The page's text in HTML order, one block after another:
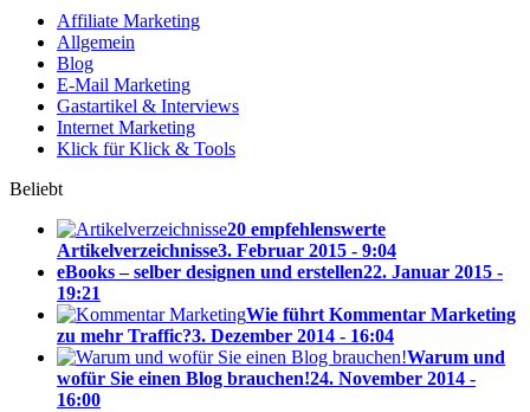
Affiliate Marketing
Allgemein
Blog
E-Mail Marketing
Gastartikel & Interviews
Internet Marketing
Klick für Klick & Tools
Beliebt
20 empfehlenswerte
Artikelverzeichnisse3. Februar 2015 - 9:04
eBooks – selber designen und erstellen22. Januar 2015 -
19:21
Wie führt Kommentar Marketing
zu mehr Traffic?3. Dezember 2014 - 16:04
Warum und
wofür Sie einen Blog brauchen!24. November 2014 -
16:00